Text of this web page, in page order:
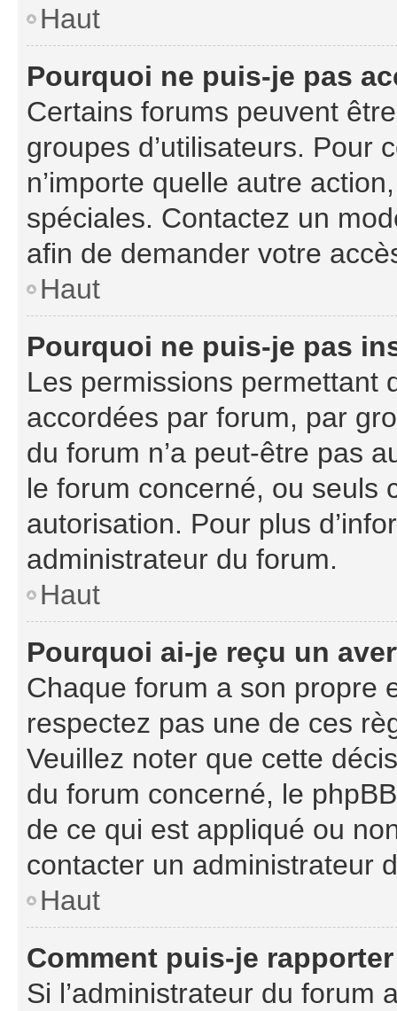
Haut
Pourquoi ne puis-je pas
Certains forums peuvent
groupes d’utilisateurs. Pour
n’importe quelle autre
spéciales. Contactez un
afin de demander votre
Haut
Pourquoi ne puis-je pas
Les permissions permettant
accordées par forum, par
du forum n’a peut-être pas
le forum concerné, ou seuls
autorisation. Pour plus
administrateur du forum.
Haut
Pourquoi ai-je reçu un
Chaque forum a son propre
respectez pas une de ces
Veuillez noter que cette
du forum concerné, le
de ce qui est appliqué ou
contacter un administrateur
Haut
Comment puis-je
Si l’administrateur du forum